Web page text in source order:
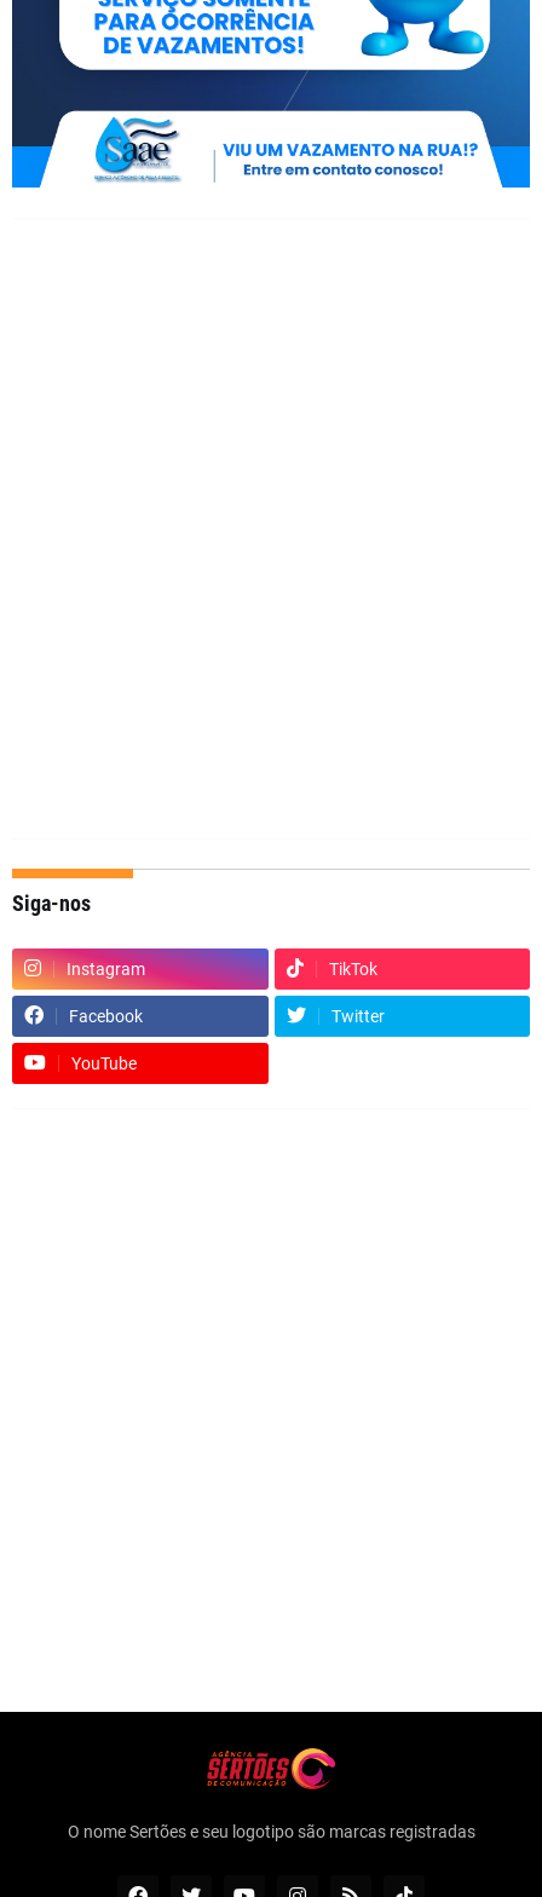
Siga-nos
Instagram TikTok
Facebook Twitter
YouTube
O nome Sertões e seu logotipo são marcas registradas